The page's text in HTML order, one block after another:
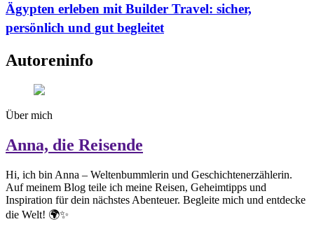
Ägypten erleben mit Builder Travel: sicher,
persönlich und gut begleitet
Autoreninfo
Über mich
Anna, die Reisende
Hi, ich bin Anna – Weltenbummlerin und Geschichtenerzählerin.
Auf meinem Blog teile ich meine Reisen, Geheimtipps und
Inspiration für dein nächstes Abenteuer. Begleite mich und entdecke
die Welt! 🌍✨